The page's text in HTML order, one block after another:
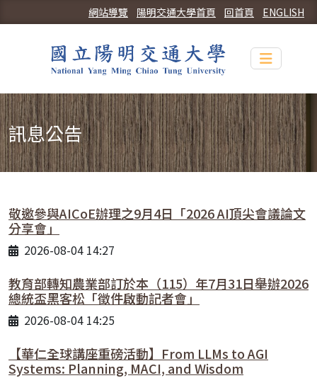
ENGLISH
回首頁
陽明交通大學首頁
網站導覽
Toggle
訊息公告
敬邀參與AICoE辦理之9月4日「2026 AI頂尖會議論文
分享會」
2026-08-04 14:27
教育部轉知農業部訂於本（115）年7月31日舉辦2026
總統盃黑客松「徵件啟動記者會」
2026-08-04 14:25
【華仁全球講座重磅活動】From LLMs to AGI
Systems: Planning, MACI, and Wisdom